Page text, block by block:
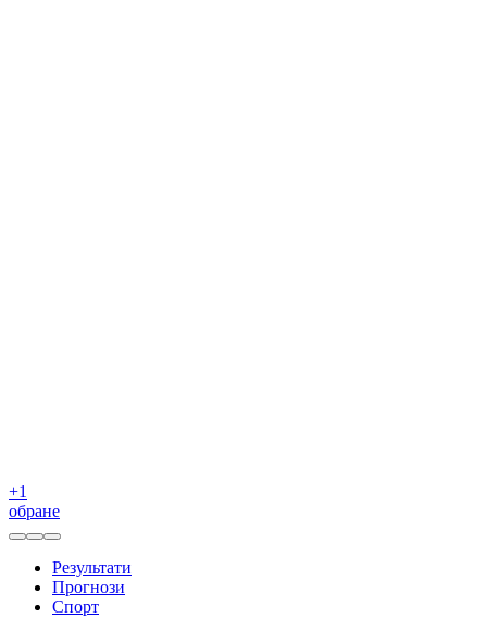
+1
обране
Результати
Прогнози
Спорт